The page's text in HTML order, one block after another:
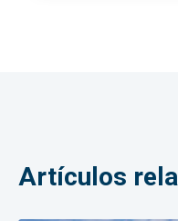
Artículos